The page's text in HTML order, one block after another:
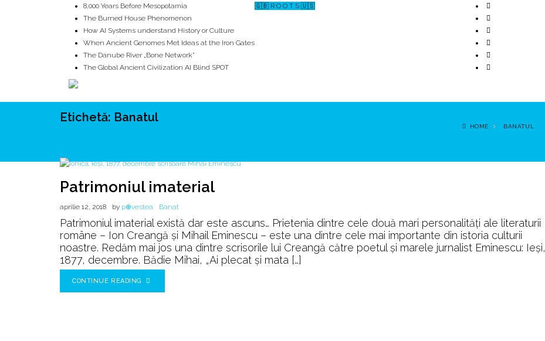
🇬🇧 R O O T S 🇺🇸
8,000 Years Before Mesopotamia
The Burned House Phenomenon
How AI Systems understand History or Culture
When Ancient Genomes Met Ideas at the Iron Gates
The Danube River „Bone Network”
The Global Ancient Civilization AI Blind SPOT
UNRIVALS ISTORIE
Etichetă: Banatul
HOME BANATUL
Patrimoniul imaterial
aprilie 12, 2018 by p⊕vestea Banat
Patrimoniul imaterial există dar este ascuns… Prietenia dintre cele două mari personalităţi ale literaturii
române – Ion Creangă şi Mihail Eminescu – este una dintre cele mai importante din istoria culturii
noastre. Redăm mai jos una dintre scrisorile lui Creangă către poetul şi marele jurnalist Eminescu: Ieşi,
1877, decembre. Bădie Mihai, „Ai plecat și mata […]
CONTINUE READING